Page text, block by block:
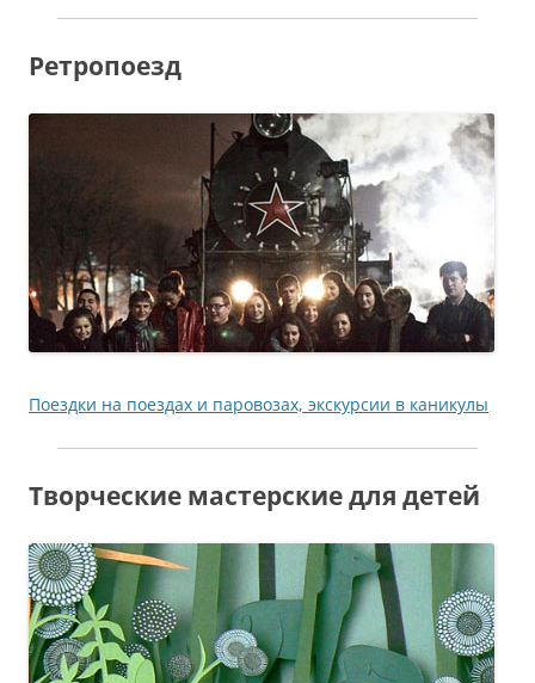
Ретропоезд
Поездки на поездах и паровозах, экскурсии в каникулы
Творческие мастерские для детей